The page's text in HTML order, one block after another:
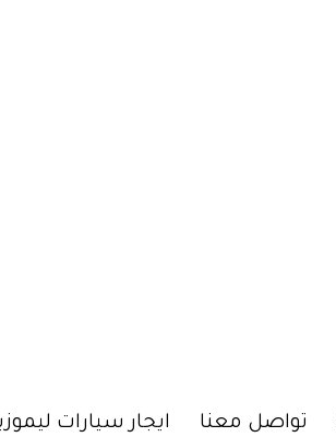
تواصل معنا ايجار سيارات